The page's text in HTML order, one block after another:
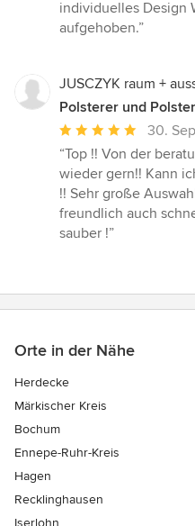
Sternen
individuelles Design
aufgehoben.”
JUSCZYK raum +
Polsterer und
Durchschnittliche
Bewertung:
5
von
5
Sternen
30.
“Top !! Von der
wieder gern!! Kann
!! Sehr große
freundlich auch
sauber !”
Orte in der Nähe
Herdecke
Märkischer Kreis
Bochum
Ennepe-Ruhr-Kreis
Hagen
Recklinghausen
Iserlohn